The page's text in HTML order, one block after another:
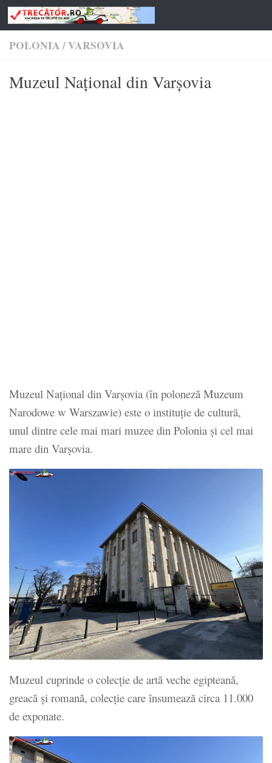
Skip to content
POLONIA/VARSOVIA
Muzeul Național din Varșovia
Muzeul Național din Varșovia (în poloneză Muzeum
Narodowe w Warszawie) este o instituție de cultură,
unul dintre cele mai mari muzee din Polonia și cel mai
mare din Varșovia.
Muzeul cuprinde o colecție de artă veche egipteană,
greacă și romană, colecție care însumează circa 11.000
de exponate.